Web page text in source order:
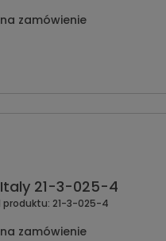
zamówienie
Italy 21-3-025-4
produktu: 21-3-025-4
zamówienie